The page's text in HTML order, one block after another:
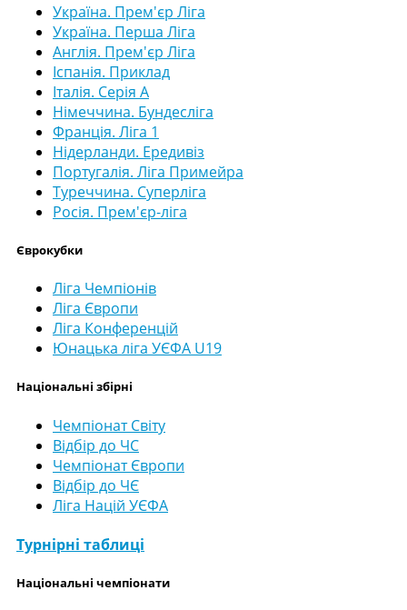
Україна. Прем'єр Ліга
Україна. Перша Ліга
Англія. Прем'єр Ліга
Іспанія. Приклад
Італія. Серія А
Німеччина. Бундесліга
Франція. Ліга 1
Нідерланди. Ередивіз
Португалія. Ліга Примейра
Туреччина. Суперліга
Росія. Прем'єр-ліга
Єврокубки
Ліга Чемпіонів
Ліга Європи
Ліга Конференцій
Юнацька ліга УЄФА U19
Національні збірні
Чемпіонат Світу
Відбір до ЧС
Чемпіонат Європи
Відбір до ЧЄ
Ліга Націй УЄФА
Турнірні таблиці
Національні чемпіонати